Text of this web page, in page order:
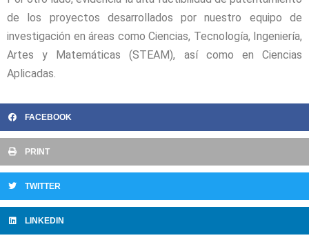
de los proyectos desarrollados por nuestro equipo de
investigación en áreas como Ciencias, Tecnología, Ingeniería,
Artes y Matemáticas (STEAM), así como en Ciencias
Aplicadas.
FACEBOOK
PRINT
TWITTER
LINKEDIN